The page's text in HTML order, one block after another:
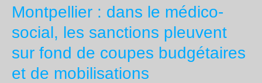
Montpellier : dans le médico-
social, les sanctions pleuvent
sur fond de coupes budgétaires
et de mobilisations